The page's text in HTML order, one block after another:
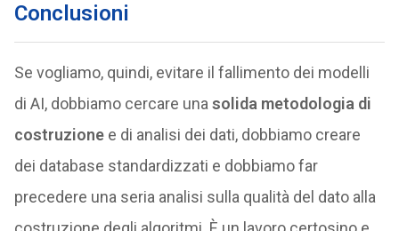
Conclusioni
Se vogliamo, quindi, evitare il fallimento dei modelli
di AI, dobbiamo cercare una solida metodologia di
costruzionee di analisi dei dati, dobbiamo creare
dei database standardizzati e dobbiamo far
precedere una seria analisi sulla qualità del dato alla